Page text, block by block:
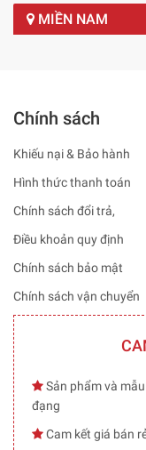
MIỀN NAM
Chính sách
Khiếu nại & Bảo hành
Hình thức thanh toán
Chính sách đổi trả,
Điều khoản quy định
Chính sách bảo mật
Chính sách vận chuyển
Sản phẩm và
đạng
Cam kết giá bán